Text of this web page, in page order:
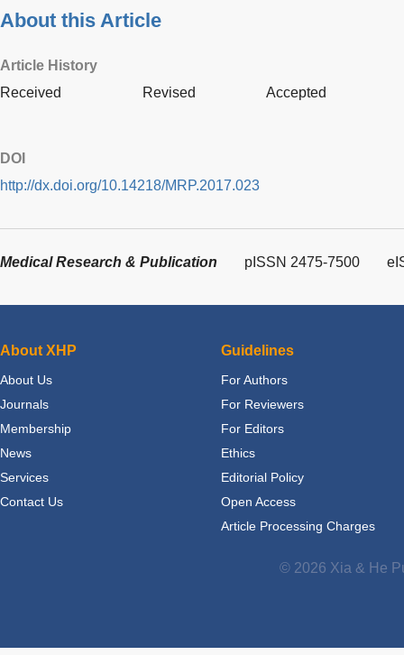
About this Article
Article History
Received
Revised Accepted
DOI
http://dx.doi.org/10.14218/MRP.2017.023
Medical Research & Publication pISSN 2475-7500
About XHP
About Us
Journals
Membership
News
Services
Contact Us
Guidelines
For Authors
For Reviewers
For Editors
Ethics
Editorial Policy
Open Access
Article Processing Charges
© 2026 Xia & He